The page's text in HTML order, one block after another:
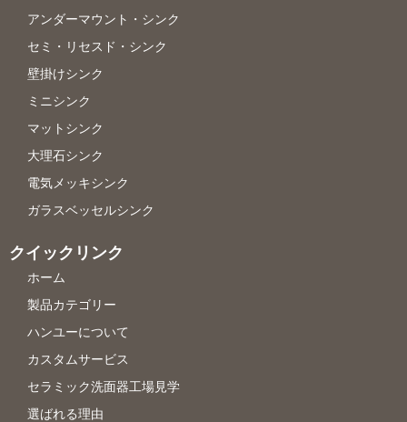
アンダーマウント・シンク
セミ・リセスド・シンク
壁掛けシンク
ミニシンク
マットシンク
大理石シンク
電気メッキシンク
ガラスベッセルシンク
クイックリンク
ホーム
製品カテゴリー
ハンユーについて
カスタムサービス
セラミック洗面器工場見学
選ばれる理由